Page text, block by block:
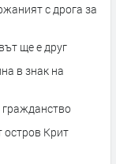
с дрога за
ще е друг
в знак на
остров Крит